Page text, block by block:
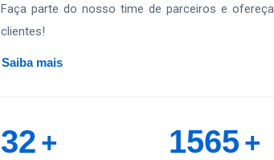
Faça parte do nosso time de parceiros e
clientes!
Saiba mais
32 + 1565+